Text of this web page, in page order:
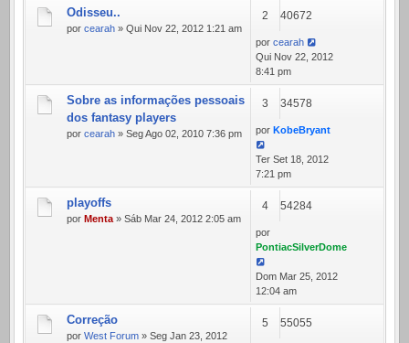
Odisseu..
por cearah » Qui Nov 22, 2012 1:21 am
2 40672
por cearah
Qui Nov 22, 2012
8:41 pm
Sobre as informações pessoais
dos fantasy players
por cearah » Seg Ago 02, 2010 7:36 pm
3 34578
por KobeBryant
Ter Set 18, 2012
7:21 pm
playoffs
por Menta » Sáb Mar 24, 2012 2:05 am
4 54284
por
PontiacSilverDome
Dom Mar 25, 2012
12:04 am
Correção
por West Forum » Seg Jan 23, 2012
5 55055